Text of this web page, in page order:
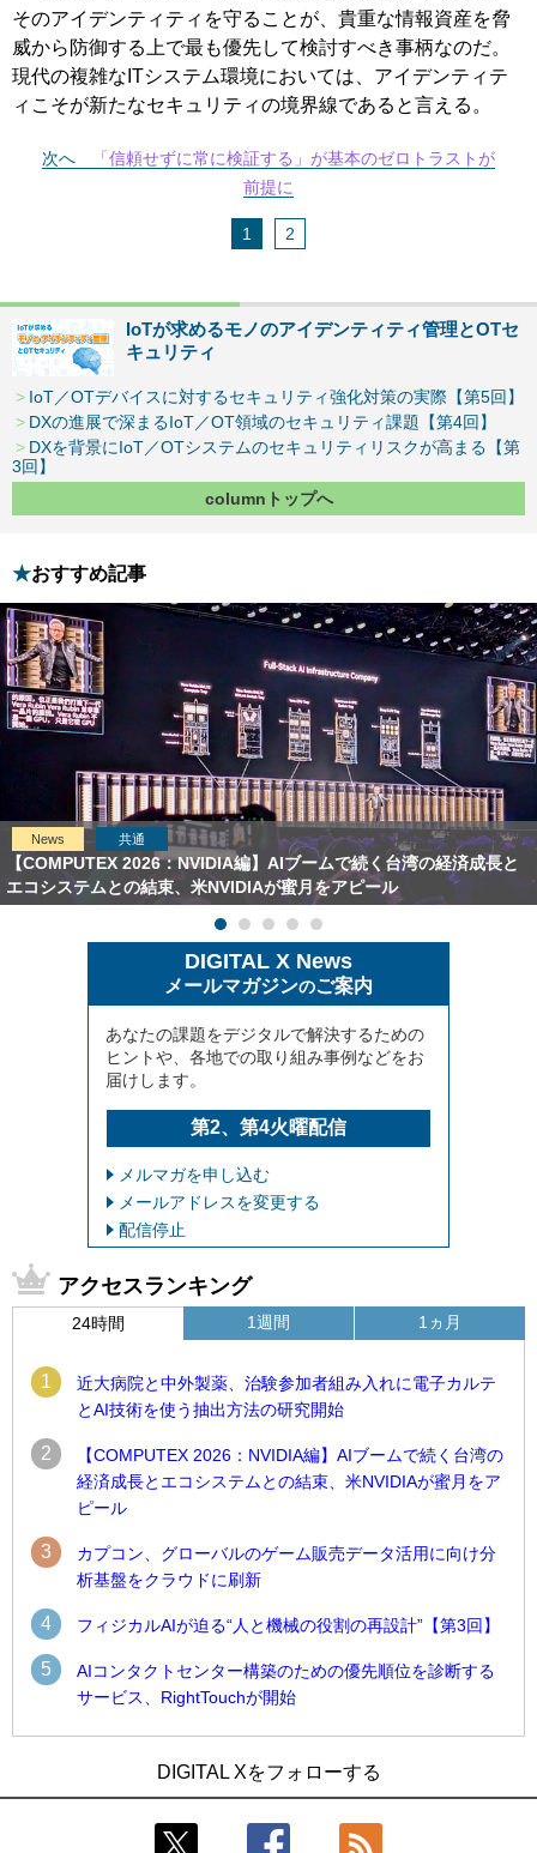
そのアイデンティティを守ることが、貴重な情報資産を脅
威から防御する上で最も優先して検討すべき事柄なのだ。
現代の複雑なITシステム環境においては、アイデンティテ
ィこそが新たなセキュリティの境界線であると言える。
次へ
「信頼せずに常に検証する」が基本のゼロトラストが
前提に
1 2
IoTが求めるモノのアイデンティティ管理とOTセ
キュリティ
IoT／OTデバイスに対するセキュリティ強化対策の実際【第5回】
DXの進展で深まるIoT／OT領域のセキュリティ課題【第4回】
DXを背景にIoT／OTシステムのセキュリティリスクが高まる【第
3回】
columnトップへ
おすすめ記事
News 共通
【COMPUTEX 2026：NVIDIA編】AIブームで続く台湾の経済成長と
エコシステムとの結束、米NVIDIAが蜜月をアピール
DIGITAL X News
メールマガジンのご案内
あなたの課題をデジタルで解決するための
ヒントや、各地での取り組み事例などをお
届けします。
第2、第4火曜配信
メルマガを申し込む
メールアドレスを変更する
配信停止
アクセスランキング
24時間
1
近大病院と中外製薬、治験参加者組み入れに電子カルテ
とAI技術を使う抽出方法の研究開始
2
【COMPUTEX 2026：NVIDIA編】AIブームで続く台湾の
経済成長とエコシステムとの結束、米NVIDIAが蜜月をア
ピール
3
カプコン、グローバルのゲーム販売データ活用に向け分
析基盤をクラウドに刷新
4 フィジカルAIが迫る“人と機械の役割の再設計”【第3回】
5
AIコンタクトセンター構築のための優先順位を診断する
サービス、RightTouchが開始
1週間
技術を使う抽出方法の研究開始
Umios、消費者起点の販売計画策定に向けたAIシステムを本格
1ヵ月
合基盤を本格稼働
鹿島建設、鋼管柱へのコンクリート充填時の異常を検出する
AIを遠隔監視システムに実装
DIGITAL Xをフォローする